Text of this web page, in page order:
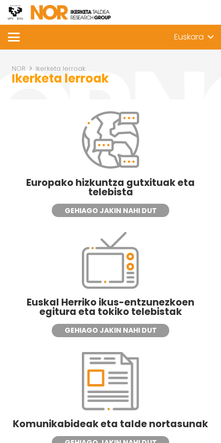
Euskara
NOR Ikerketa lerroak
Ikerketa lerroak
Europako hizkuntza gutxituak eta
telebista
GEHIAGO JAKIN NAHI DUT
Euskal Herriko ikus-entzunezkoen
egitura eta tokiko telebistak
GEHIAGO JAKIN NAHI DUT
Komunikabideak eta talde nortasunak